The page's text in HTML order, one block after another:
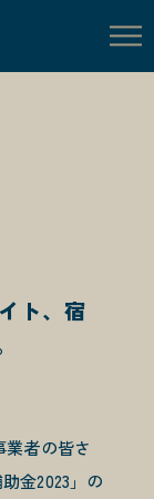
ト、宿
者の皆さ
金2023」の